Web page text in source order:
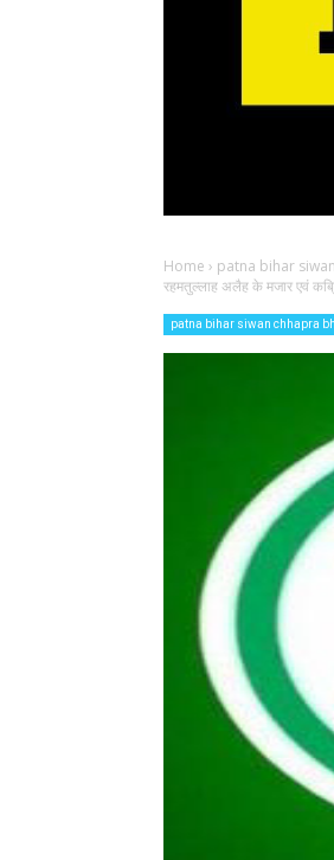
Home › patna bihar
रहमतुल्लाह अलैह के मजार एवं
patna bihar siwan chhapra